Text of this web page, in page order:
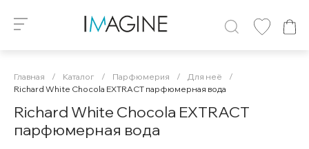
Главная / Каталог / Парфюмерия / Для неё
/
Richard White Chocola EXTRACT парфюмерная вода
Richard White Chocola EXTRACT
парфюмерная вода